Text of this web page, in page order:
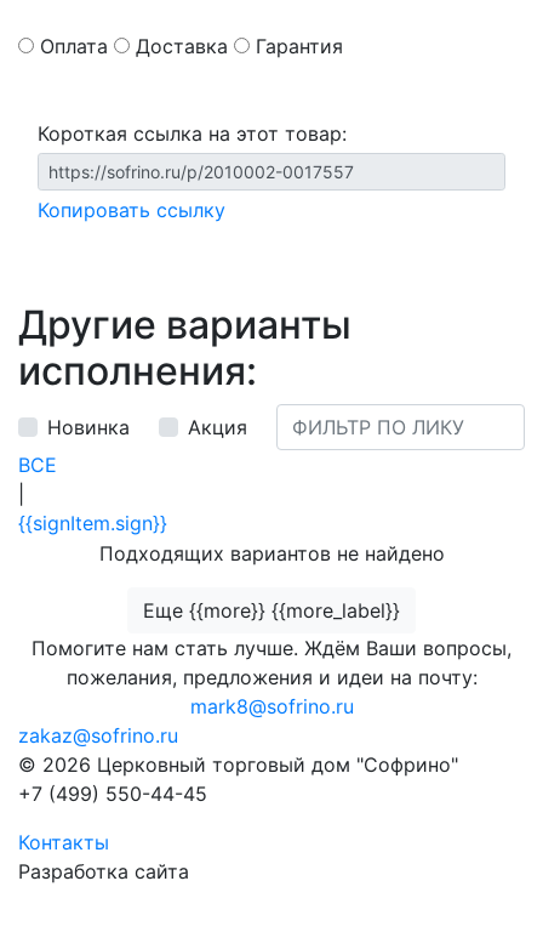
Оплата Доставка Гарантия
Короткая ссылка на этот товар:
Копировать ссылку
Другие варианты
исполнения:
Новинка
Акция
ВСЕ
{{signItem.sign}}
Подходящих вариантов не найдено
Еще {{more}} {{more_label}}
Помогите нам стать лучше. Ждём Ваши вопросы,
пожелания, предложения и идеи на почту:
mark8@sofrino.ru
zakaz@sofrino.ru
© 2026 Церковный торговый дом "Софрино"
+7 (499) 550-44-45
Контакты
Разработка сайта